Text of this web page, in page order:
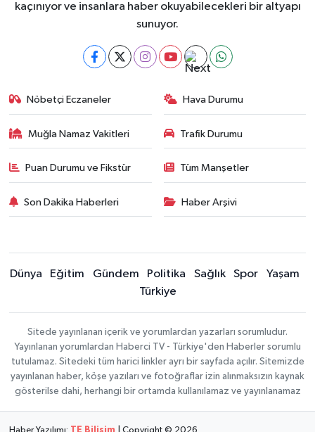
kaçınıyor ve insanlara haber okuyabilecekleri bir altyapı
sunuyor.
Nöbetçi Eczaneler Hava Durumu
Muğla Namaz Vakitleri Trafik Durumu
Puan Durumu ve Fikstür Tüm Manşetler
Son Dakika Haberleri Haber Arşivi
Dünya Eğitim Gündem Politika Sağlık Spor
Yaşam
Türkiye
Sitede yayınlanan içerik ve yorumlardan yazarları sorumludur.
Yayınlanan yorumlardan Haberci TV - Türkiye'den Haberler sorumlu
tutulamaz. Sitedeki tüm harici linkler ayrı bir sayfada açılır. Sitemizde
yayınlanan haber, köşe yazıları ve fotoğraflar izin alınmaksızın kaynak
gösterilse dahi, herhangi bir ortamda kullanılamaz ve yayınlanamaz